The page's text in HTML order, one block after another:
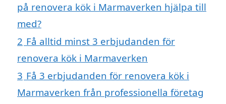
på renovera kök i Marmaverken hjälpa till
med?
2 Få alltid minst 3 erbjudanden för
renovera kök i Marmaverken
3 Få 3 erbjudanden för renovera kök i
Marmaverken från professionella företag